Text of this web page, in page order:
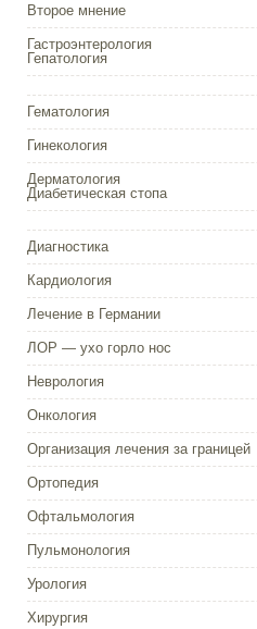
Второе мнение
Гастроэнтерология
Гепатология
Гематология
Гинекология
Дерматология
Диабетическая стопа
Диагностика
Кардиология
Лечение в Германии
ЛОР — ухо горло нос
Неврология
Онкология
Организация лечения за границей
Ортопедия
Офтальмология
Пульмонология
Урология
Хирургия